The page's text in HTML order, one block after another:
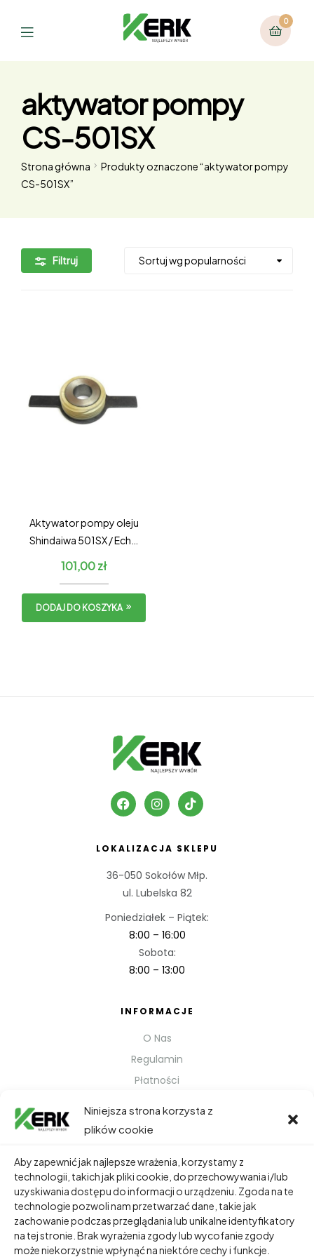
Niniejsza strona korzysta z
plików cookie
Aby zapewnić jak najlepsze wrażenia, korzystamy z
technologii, takich jak pliki cookie, do przechowywania i/lub
uzyskiwania dostępu do informacji o urządzeniu. Zgoda na te
technologie pozwoli nam przetwarzać dane, takie jak
zachowanie podczas przeglądania lub unikalne identyfikatory
na tej stronie. Brak wyrażenia zgody lub wycofanie zgody
może niekorzystnie wpłynąć na niektóre cechy i funkcje.
0
aktywator pompy
CS-501SX
Strona główna
Produkty oznaczone “aktywator pompy
CS-501SX”
Filtruj
Aktywator pompy oleju
Shindaiwa 501SX / Echo
101,00zł
DODAJ DO KOSZYKA
LOKALIZACJA SKLEPU
36-050 Sokołów Młp.
ul. Lubelska 82
Poniedziałek – Piątek:
8:00 – 16:00
Sobota:
8:00 – 13:00
INFORMACJE
O Nas
Regulamin
Płatności
TWOJE KONTO
Dane Osobowe
Zamówienia
Adresy